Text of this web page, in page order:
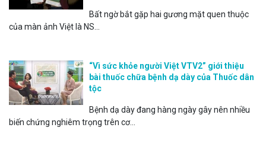
Bất ngờ bắt gặp hai gương mặt quen thuộc
của màn ảnh Việt là NS...
“Vì sức khỏe người Việt VTV2” giới thiệu
bài thuốc chữa bệnh dạ dày của Thuốc dân
tộc
Bệnh dạ dày đang hàng ngày gây nên nhiều
biến chứng nghiêm trọng trên cơ...